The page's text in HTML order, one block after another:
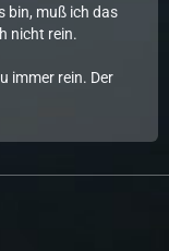
bin, muß ich das
nicht rein.
immer rein. Der